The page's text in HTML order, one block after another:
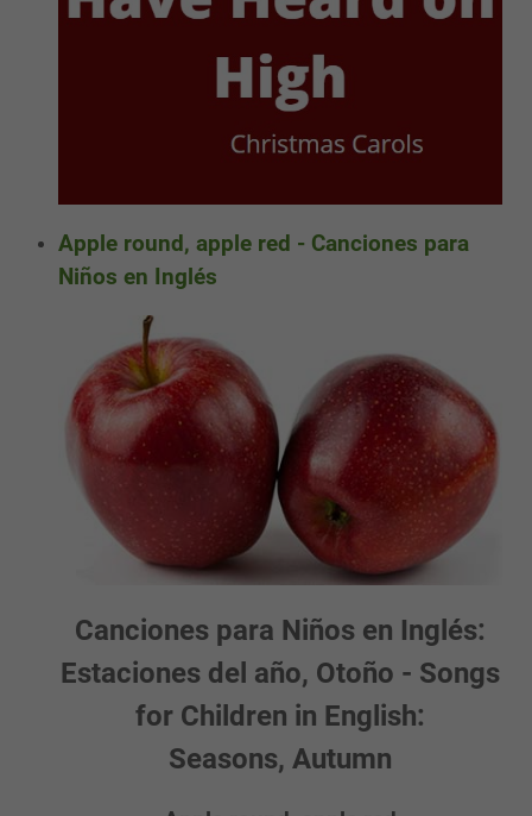
Apple round, apple red - Canciones para
Niños en Inglés
Canciones para Niños en Inglés:
Estaciones del año, Otoño - Songs
for Children in English:
Seasons, Autumn